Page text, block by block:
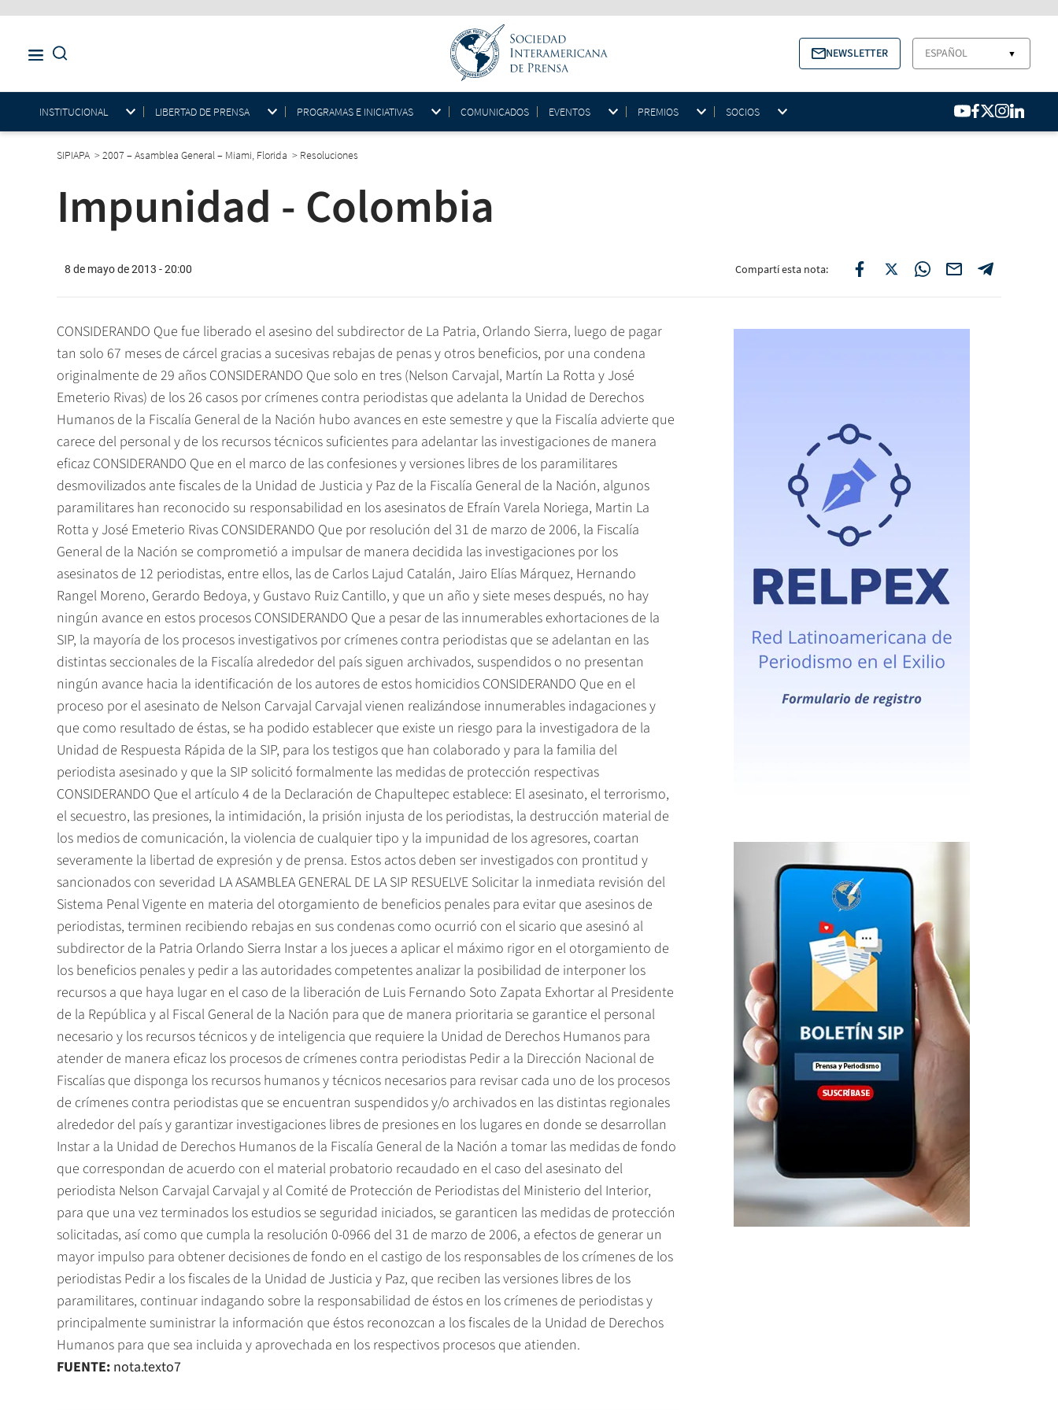
NEWSLETTER ESPAÑOL ▼
INSTITUCIONAL LIBERTAD DE PRENSA PROGRAMAS E INICIATIVAS COMUNICADOS EVENTOS PREMIOS SOCIOS
SIPIAPA >2007 – Asamblea General – Miami, Florida > Resoluciones
Impunidad - Colombia
8 de mayo de 2013 - 20:00 Compartí esta nota:
CONSIDERANDO Que fue liberado el asesino del subdirector de La Patria, Orlando Sierra, luego de pagar
tan solo 67 meses de cárcel gracias a sucesivas rebajas de penas y otros beneficios, por una condena
originalmente de 29 años CONSIDERANDO Que solo en tres (Nelson Carvajal, Martín La Rotta y José
Emeterio Rivas) de los 26 casos por crímenes contra periodistas que adelanta la Unidad de Derechos
Humanos de la Fiscalía General de la Nación hubo avances en este semestre y que la Fiscalía advierte que
carece del personal y de los recursos técnicos suficientes para adelantar las investigaciones de manera
eficaz CONSIDERANDO Que en el marco de las confesiones y versiones libres de los paramilitares
desmovilizados ante fiscales de la Unidad de Justicia y Paz de la Fiscalía General de la Nación, algunos
paramilitares han reconocido su responsabilidad en los asesinatos de Efraín Varela Noriega, Martin La
Rotta y José Emeterio Rivas CONSIDERANDO Que por resolución del 31 de marzo de 2006, la Fiscalía
General de la Nación se comprometió a impulsar de manera decidida las investigaciones por los
asesinatos de 12 periodistas, entre ellos, las de Carlos Lajud Catalán, Jairo Elías Márquez, Hernando
Rangel Moreno, Gerardo Bedoya, y Gustavo Ruiz Cantillo, y que un año y siete meses después, no hay
ningún avance en estos procesos CONSIDERANDO Que a pesar de las innumerables exhortaciones de la
SIP, la mayoría de los procesos investigativos por crímenes contra periodistas que se adelantan en las
distintas seccionales de la Fiscalía alrededor del país siguen archivados, suspendidos o no presentan
ningún avance hacia la identificación de los autores de estos homicidios CONSIDERANDO Que en el
proceso por el asesinato de Nelson Carvajal Carvajal vienen realizándose innumerables indagaciones y
que como resultado de éstas, se ha podido establecer que existe un riesgo para la investigadora de la
Unidad de Respuesta Rápida de la SIP, para los testigos que han colaborado y para la familia del
periodista asesinado y que la SIP solicitó formalmente las medidas de protección respectivas
CONSIDERANDO Que el artículo 4 de la Declaración de Chapultepec establece: El asesinato, el terrorismo,
el secuestro, las presiones, la intimidación, la prisión injusta de los periodistas, la destrucción material de
los medios de comunicación, la violencia de cualquier tipo y la impunidad de los agresores, coartan
severamente la libertad de expresión y de prensa. Estos actos deben ser investigados con prontitud y
sancionados con severidad LA ASAMBLEA GENERAL DE LA SIP RESUELVE Solicitar la inmediata revisión del
Sistema Penal Vigente en materia del otorgamiento de beneficios penales para evitar que asesinos de
periodistas, terminen recibiendo rebajas en sus condenas como ocurrió con el sicario que asesinó al
subdirector de la Patria Orlando Sierra Instar a los jueces a aplicar el máximo rigor en el otorgamiento de
los beneficios penales y pedir a las autoridades competentes analizar la posibilidad de interponer los
recursos a que haya lugar en el caso de la liberación de Luis Fernando Soto Zapata Exhortar al Presidente
de la República y al Fiscal General de la Nación para que de manera prioritaria se garantice el personal
necesario y los recursos técnicos y de inteligencia que requiere la Unidad de Derechos Humanos para
atender de manera eficaz los procesos de crímenes contra periodistas Pedir a la Dirección Nacional de
Fiscalías que disponga los recursos humanos y técnicos necesarios para revisar cada uno de los procesos
de crímenes contra periodistas que se encuentran suspendidos y/o archivados en las distintas regionales
alrededor del país y garantizar investigaciones libres de presiones en los lugares en donde se desarrollan
Instar a la Unidad de Derechos Humanos de la Fiscalía General de la Nación a tomar las medidas de fondo
que correspondan de acuerdo con el material probatorio recaudado en el caso del asesinato del
periodista Nelson Carvajal Carvajal y al Comité de Protección de Periodistas del Ministerio del Interior,
para que una vez terminados los estudios se seguridad iniciados, se garanticen las medidas de protección
solicitadas, así como que cumpla la resolución 0-0966 del 31 de marzo de 2006, a efectos de generar un
mayor impulso para obtener decisiones de fondo en el castigo de los responsables de los crímenes de los
periodistas Pedir a los fiscales de la Unidad de Justicia y Paz, que reciben las versiones libres de los
paramilitares, continuar indagando sobre la responsabilidad de éstos en los crímenes de periodistas y
principalmente suministrar la información que éstos reconozcan a los fiscales de la Unidad de Derechos
Humanos para que sea incluida y aprovechada en los respectivos procesos que atienden.
FUENTE: nota.texto7